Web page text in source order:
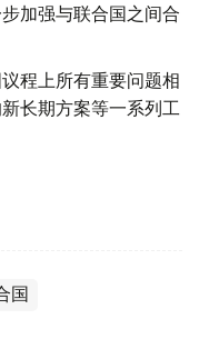
加强与联合国之间合
程上所有重要问题相
长期方案等一系列工
国